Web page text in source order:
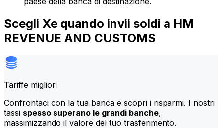
Scegli Xe quando invii soldi a HM
REVENUE AND CUSTOMS
Tariffe migliori
Confrontaci con la tua banca e scopri i risparmi. I nostri
tassi spesso superano le grandi banche,
massimizzando il valore del tuo trasferimento.